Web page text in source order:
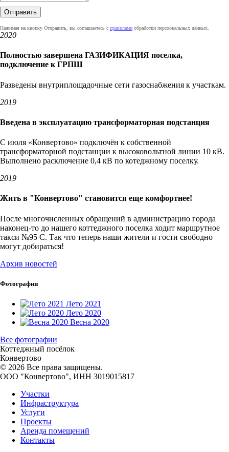
Нажимая на кнопку Отправить, вы соглашаетесь с правилами обработки персоональных данных.
2020
Полностью завершена ГАЗИФИКАЦИЯ поселка,
подключение к ГРПШ
Разведены внутриплощадочные сети газоснабжения к участкам.
2019
Введена в эксплуатацию трансформаторная подстанция
С июля «Конвертово» подключён к собственной
трансформаторной подстанции к высоковольтной линии 10 кВ.
Выполнено расключение 0,4 кВ по котеджному поселку.
2019
Жить в "Конвертово" становится еще комфортнее!
После многочисленных обращений в администрацию города
наконец-то до нашего коттеджного поселка ходит маршрутное
такси №95 С. Так что теперь наши жители и гости свободно
могут добираться!
Архив новостей
Фотографии
Лето 2021
Лето 2020
Весна 2020
Все фотографии
Коттеджный посёлок
Конвертово
© 2026 Все права защищены.
ООО "Конвeртово", ИНН 3019015817
Участки
Инфраструктура
Услуги
Проекты
Аренда помещений
Контакты